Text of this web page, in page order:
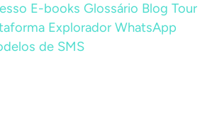
E-books Glossário Blog Tour
Explorador WhatsApp
de SMS